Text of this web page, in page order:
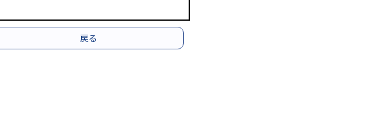
戻る